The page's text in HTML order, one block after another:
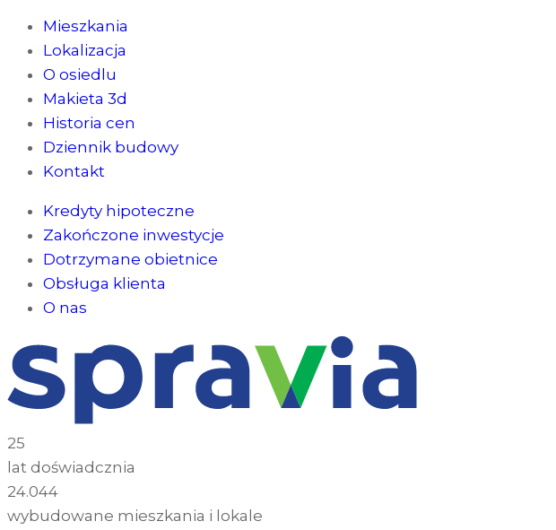
Mieszkania
Lokalizacja
O osiedlu
Makieta 3d
Historia cen
Dziennik budowy
Kontakt
Kredyty hipoteczne
Zakończone inwestycje
Dotrzymane obietnice
Obsługa klienta
O nas
25
lat doświadcznia
24.044
wybudowane mieszkania i lokale